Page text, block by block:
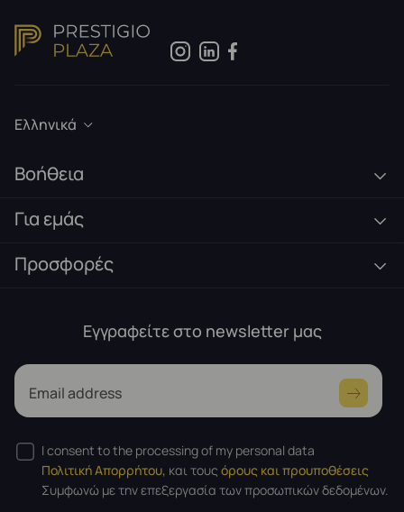
Ελληνικά
Βοήθεια
Για εμάς
Προσφορές
Εγγραφείτε στο newsletter μας
Email address
I consent to the processing of my personal data
Πολιτική Απορρήτου, και τους όρους και προυποθέσεις
Συμφωνώ με την επεξεργασία των προσωπικών δεδομένων.